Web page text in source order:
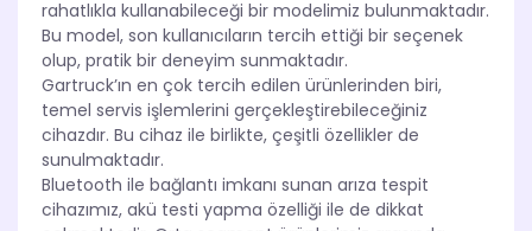
rahatlıkla kullanabileceği bir modelimiz bulunmaktadır.
Bu model, son kullanıcıların tercih ettiği bir seçenek
olup, pratik bir deneyim sunmaktadır.
Gartruck’ın en çok tercih edilen ürünlerinden biri,
temel servis işlemlerini gerçekleştirebileceğiniz
cihazdır. Bu cihaz ile birlikte, çeşitli özellikler de
sunulmaktadır.
Bluetooth ile bağlantı imkanı sunan arıza tespit
cihazımız, akü testi yapma özelliği ile de dikkat